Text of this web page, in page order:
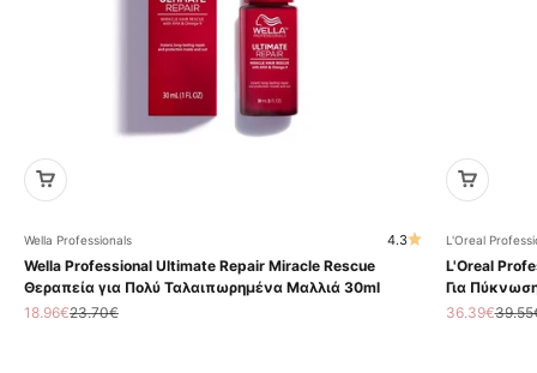
Wella Professionals 4.3
Wella Professional Ultimate Repair Miracle Rescue
Θεραπεία για Πολύ Ταλαιπωρημένα Μαλλιά 30ml
Τιμή πώλησης
18.96€Κανονική τιμή
23.70€
L'Oreal
L'Oreal
Για
Τιμή
36.39€